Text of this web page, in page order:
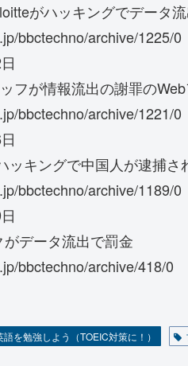
がハッキングでデータ
bbctechno/archive/1225/0
フが情報流出の謝罪の
bbctechno/archive/1221/0
ッキングで中国人が逮捕さ
bbctechno/archive/1189/0
データ流出で罰金
bbctechno/archive/418/0
を勉強しよう（TOEIC対策に！）